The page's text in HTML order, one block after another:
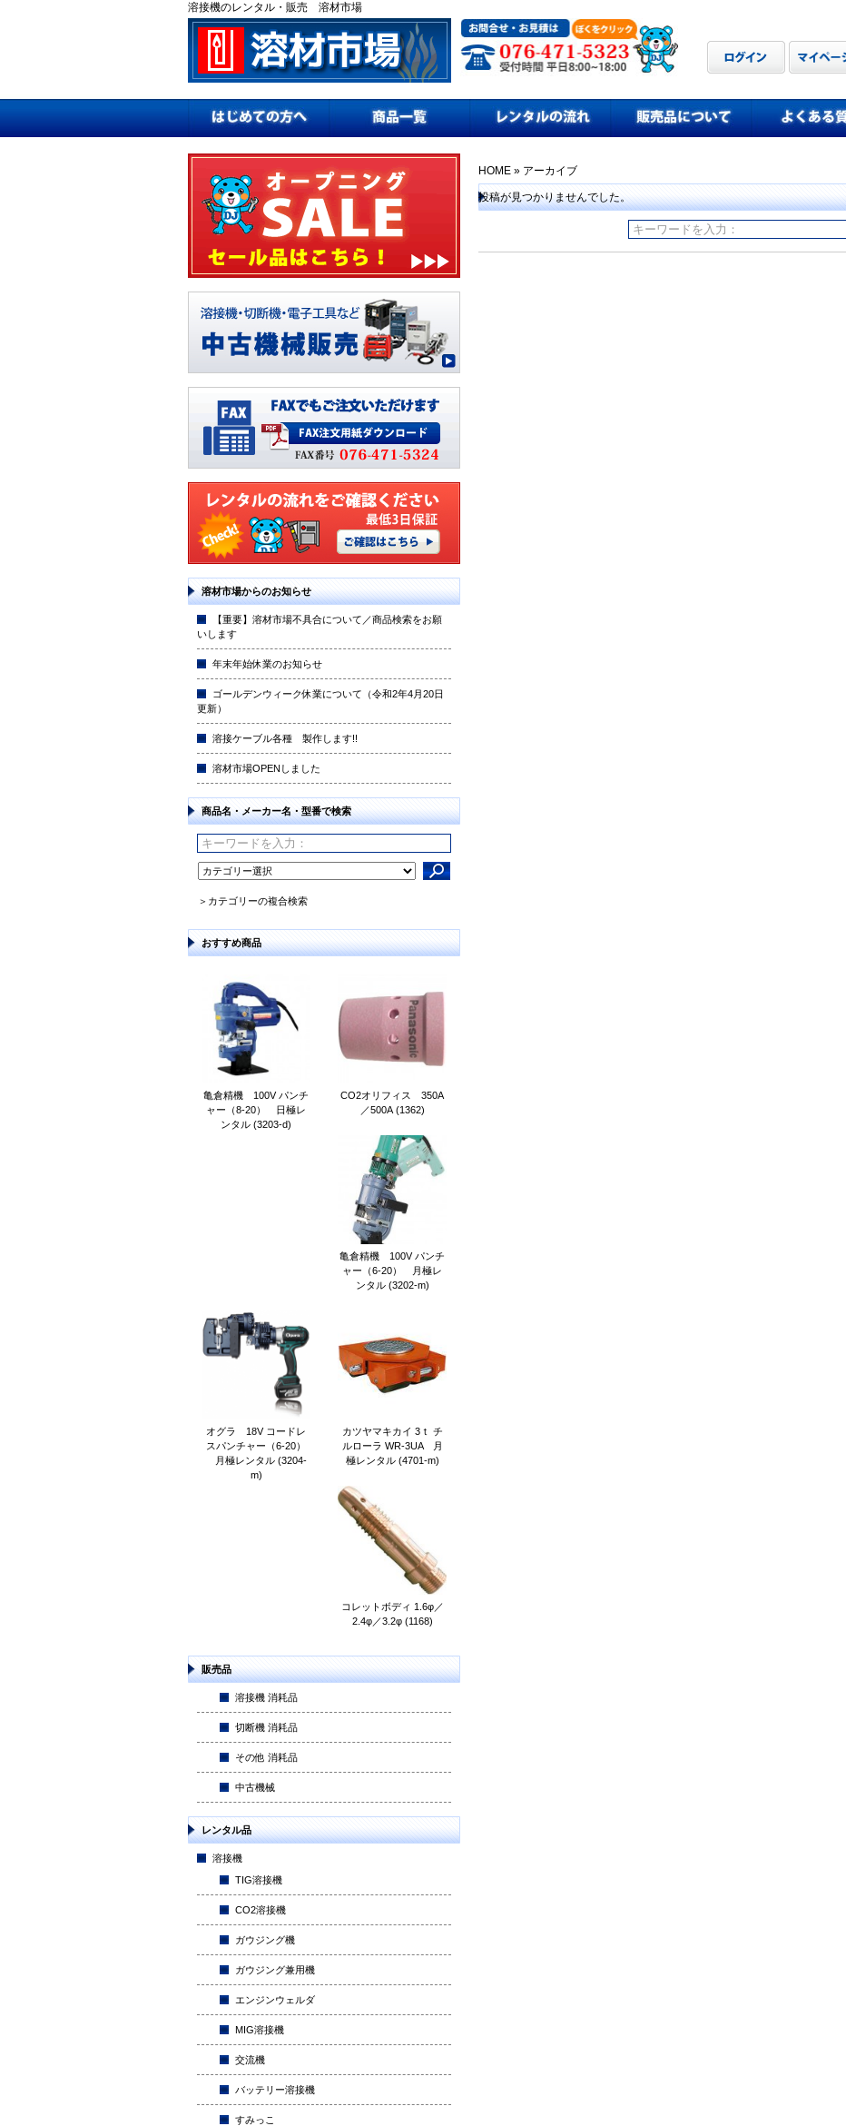
溶接機のレンタル・販売 溶材市場
溶材市場からのお知らせ
【重要】溶材市場不具合について／商品検索をお願
いします
年末年始休業のお知らせ
ゴールデンウィーク休業について（令和2年4月20日
更新）
溶接ケーブル各種 製作します!!
溶材市場OPENしました
商品名・メーカー名・型番で検索
＞カテゴリーの複合検索
おすすめ商品
亀倉精機 100V パンチ
ャー（8-20） 日極レ
ンタル (3203-d)
CO2オリフィス 350A
／500A (1362)
亀倉精機 100V パンチ
ャー（6-20） 月極レ
ンタル (3202-m)
オグラ 18V コードレ
スパンチャー（6-20）
月極レンタル (3204-
m)
カツヤマキカイ 3ｔ チ
ルローラ WR-3UA 月
極レンタル (4701-m)
コレットボディ 1.6φ／
2.4φ／3.2φ (1168)
販売品
溶接機 消耗品
切断機 消耗品
その他 消耗品
中古機械
レンタル品
溶接機
TIG溶接機
CO2溶接機
ガウジング機
ガウジング兼用機
エンジンウェルダ
MIG溶接機
交流機
バッテリー溶接機
すみっこ
HOME » アーカイブ
投稿が見つかりませんでした。